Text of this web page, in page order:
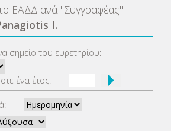
ΕΑΔΔ ανά "Συγγραφέας" :
I.
σημείο του ευρετηρίου:
ένα έτος: